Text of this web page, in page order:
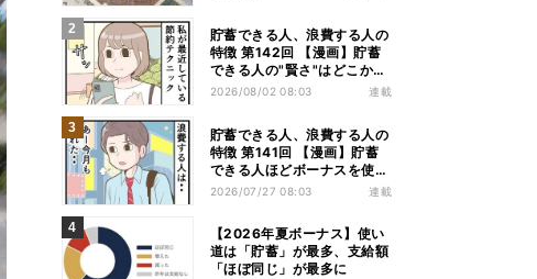
貯蓄できる人、浪費する人の
特徴 第142回 【漫画】貯蓄
できる人の"賢さ"はどこか
ら? スーパーでの意外な習慣
2026/08/02 08:03 連載
貯蓄できる人、浪費する人の
特徴 第141回 【漫画】貯蓄
できる人ほどボーナスを使
う!? その差は"買う目的"にあ
2026/07/27 08:03 連載
【2026年夏ボーナス】使い
道は「貯蓄」が最多、支給額
「ほぼ同じ」が最多に